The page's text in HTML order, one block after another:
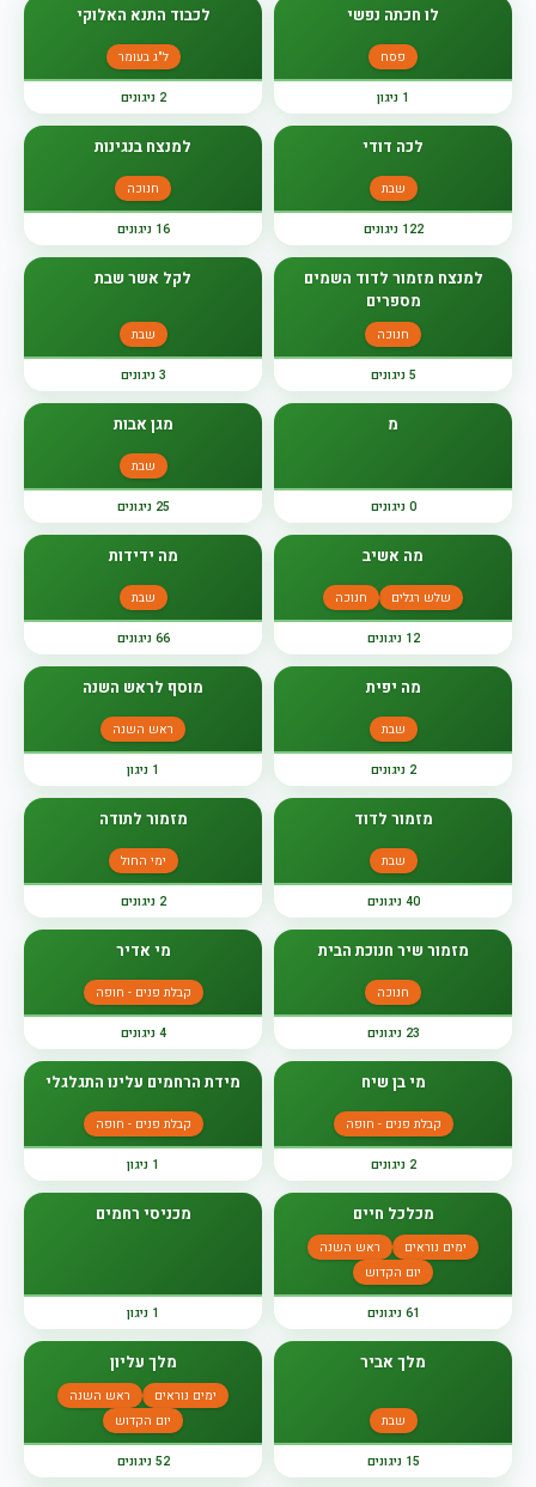
לו חכתה נפשי
פסח
1 ניגון
לכבוד התנא האלוקי
ל"ג בעומר
2 ניגונים
לכה דודי
שבת
122 ניגונים
למנצח בנגינות
חנוכה
16 ניגונים
למנצח מזמור לדוד השמים
מספרים
חנוכה
5 ניגונים
לקל אשר שבת
שבת
3 ניגונים
מ
0 ניגונים
מגן אבות
שבת
25 ניגונים
מה אשיב
שלש רגלים חנוכה
12 ניגונים
מה ידידות
שבת
66 ניגונים
מה יפית
שבת
2 ניגונים
מוסף לראש השנה
ראש השנה
1 ניגון
מזמור לדוד
שבת
40 ניגונים
מזמור לתודה
ימי החול
2 ניגונים
מזמור שיר חנוכת הבית
חנוכה
23 ניגונים
מי אדיר
קבלת פנים - חופה
4 ניגונים
מי בן שיח
קבלת פנים - חופה
2 ניגונים
מידת הרחמים עלינו התגלגלי
קבלת פנים - חופה
1 ניגון
מכלכל חיים
ימים נוראים
ראש השנה
יום הקדוש
61 ניגונים
מכניסי רחמים
1 ניגון
מלך אביר
שבת
15 ניגונים
מלך עליון
ימים נוראים
ראש השנה
יום הקדוש
52 ניגונים